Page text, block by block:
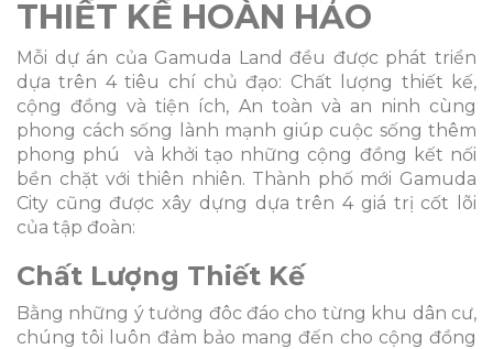
THIẾT KẾ HOÀN HẢO
Mỗi dự án của Gamuda Land đều được phát triển
dựa trên 4 tiêu chí chủ đạo: Chất lượng thiết kế,
cộng đồng và tiện ích, An toàn và an ninh cùng
phong cách sống lành mạnh giúp cuộc sống thêm
phong phú và khởi tạo những cộng đồng kết nối
bền chặt với thiên nhiên. Thành phố mới Gamuda
City cũng được xây dựng dựa trên 4 giá trị cốt lõi
của tập đoàn:
Chất Lượng Thiết Kế
Bằng những ý tưởng đôc đáo cho từng khu dân cư,
chúng tôi luôn đảm bảo mang đến cho cộng đồng